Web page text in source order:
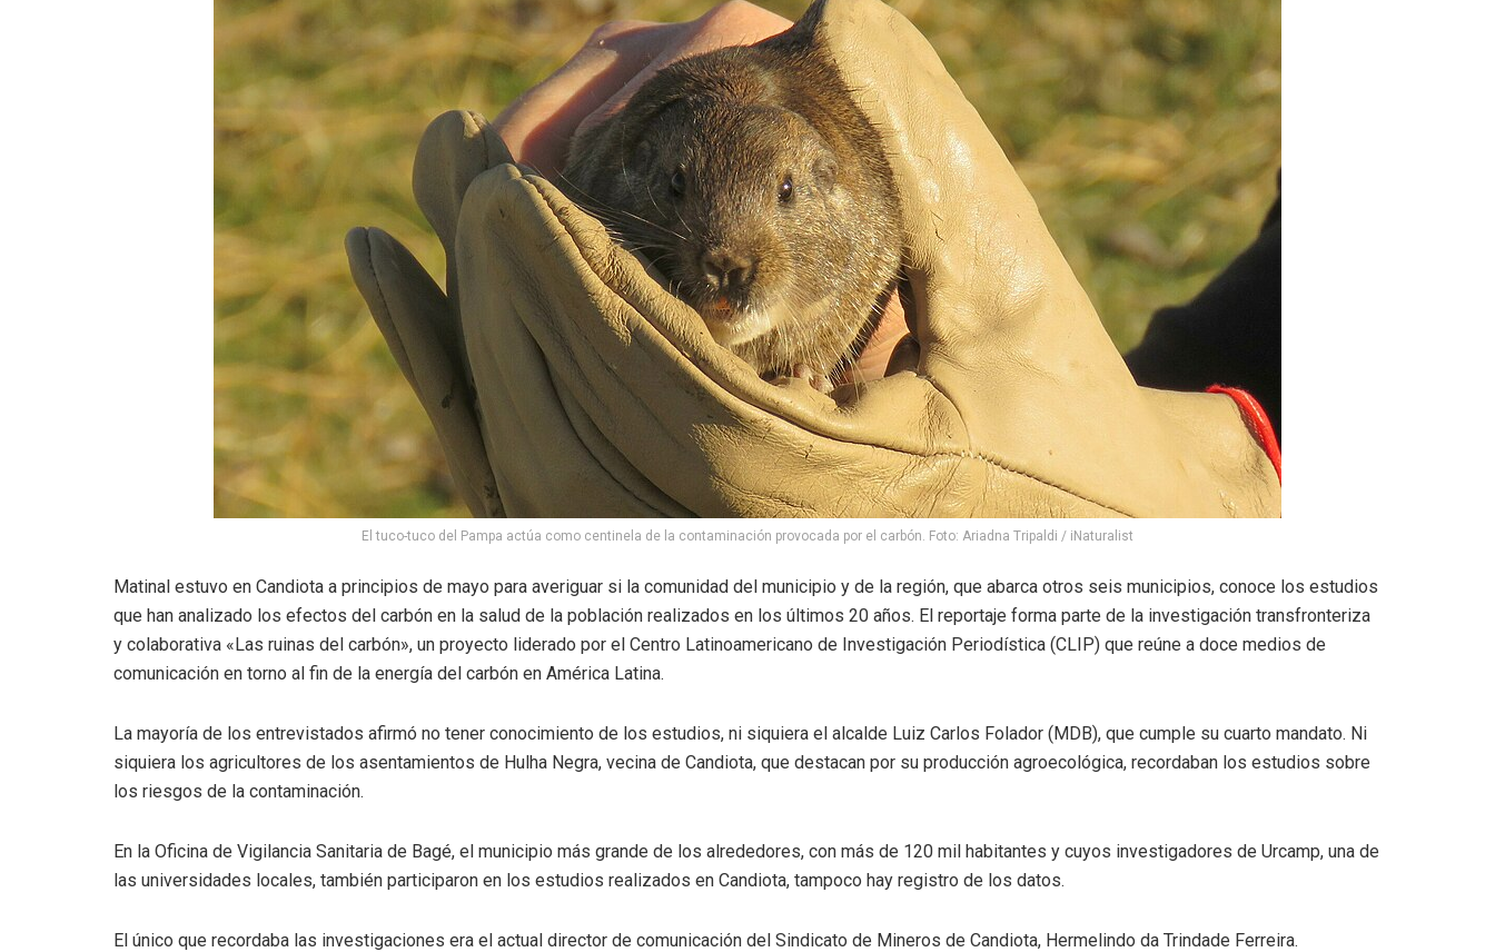
El tuco-tuco del Pampa actúa como centinela de la contaminación provocada por el carbón. Foto: Ariadna Tripaldi / iNaturalist
Matinal estuvo en Candiota a principios de mayo para averiguar si la comunidad del municipio y de la región, que abarca otros seis municipios, conoce los estudios
que han analizado los efectos del carbón en la salud de la población realizados en los últimos 20 años. El reportaje forma parte de la investigación transfronteriza
y colaborativa «Las ruinas del carbón», un proyecto liderado por el Centro Latinoamericano de Investigación Periodística (CLIP) que reúne a doce medios de
comunicación en torno al fin de la energía del carbón en América Latina.
La mayoría de los entrevistados afirmó no tener conocimiento de los estudios, ni siquiera el alcalde Luiz Carlos Folador (MDB), que cumple su cuarto mandato. Ni
siquiera los agricultores de los asentamientos de Hulha Negra, vecina de Candiota, que destacan por su producción agroecológica, recordaban los estudios sobre
los riesgos de la contaminación.
En la Oficina de Vigilancia Sanitaria de Bagé, el municipio más grande de los alrededores, con más de 120 mil habitantes y cuyos investigadores de Urcamp, una de
las universidades locales, también participaron en los estudios realizados en Candiota, tampoco hay registro de los datos.
El único que recordaba las investigaciones era el actual director de comunicación del Sindicato de Mineros de Candiota, Hermelindo da Trindade Ferreira.